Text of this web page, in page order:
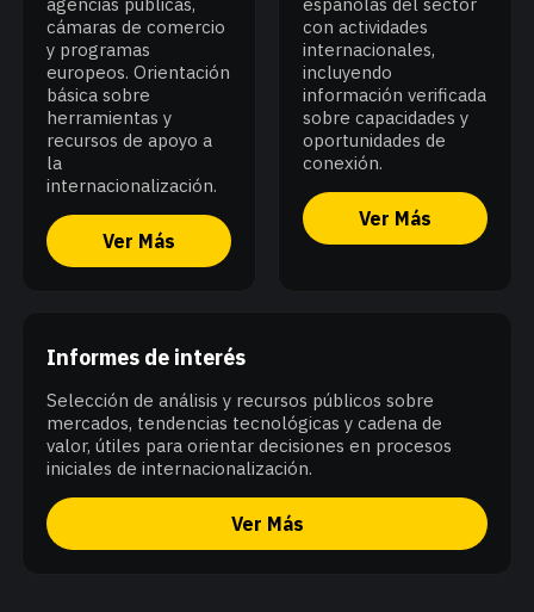
cámaras de comercio
y programas
europeos. Orientación
básica sobre
herramientas y
recursos de apoyo a
la
internacionalización.
Ver Más
con actividades
internacionales,
incluyendo
información verificada
sobre capacidades y
oportunidades de
conexión.
Ver Más
Informes de interés
Selección de análisis y recursos públicos sobre
mercados, tendencias tecnológicas y cadena de
valor, útiles para orientar decisiones en procesos
iniciales de internacionalización.
Ver Más